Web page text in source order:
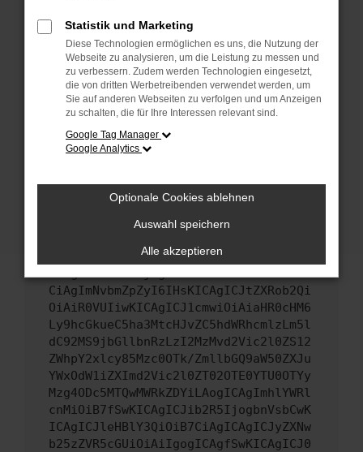
Betriebssystem auf dem neuesten Stand
sind.
Veraltete Software birgt nicht nur ein
Sicherheitsrisiko, sondern kann auch dazu
führen, dass bestimmte Funktionen nicht mehr
unterstützt werden.
Wende dich an den Webseitenbetreiber.
hast, kontaktiere uns bitte. Wir werden
versuchen, das Problem zu beheben. Du kannst
uns diesen Text schicken, um uns bei der
Fehlersuche zu unterstützen:
ewogICJuYW1lIjogIk5ldHdvcmtFcnJvciIs
CiAgImNvbmZpZyI6IHsKICAgICJtZXRob2Qi
OiAiR0VUIiwKICAgICJ1cmwiOiAiaHR0cHM6
Ly9hcGkueC5ha3MtcHJvZC5hdWRhcmlzLm5l
dC92MS9jbGllbnRzLzI2MzMvd2Vic2l0ZS12
ZWhpY2xlcy85Mzc0OTk/ZmllbGQ9aW50ZXJu
YWxOdW1iZXImd2Vic2l0ZT02OTE0YTU0OTYy
Mzg4ODc5MTQwMWRkZDYiLAogICAgImhlYWRl
cnMiOiB7fSwKICAgICJib2R5IjogbnVsbCwK
ICAgICJleHBlY3QiOiB7CiAgICAgICJyZXNw
b25zZVR5cGUiOiAiIgogICAgfSwKICAgICJ0
Statistik und Marketing
Diese Technologien ermöglichen es uns, die Nutzung der
Webseite zu analysieren, um die Leistung zu messen und
zu verbessern. Zudem werden Technologien eingesetzt,
die von dritten Werbetreibenden verwendet werden, um
Sie auf anderen Webseiten zu verfolgen und um Anzeigen
zu schalten, die für Ihre Interessen relevant sind.
Google Tag Manager
Google Analytics
Optionale Cookies ablehnen
Auswahl speichern
Alle akzeptieren